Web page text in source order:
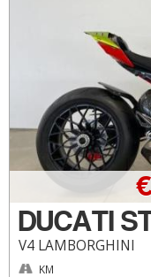
DUCATI
V4 LAMBORGHINI
KM